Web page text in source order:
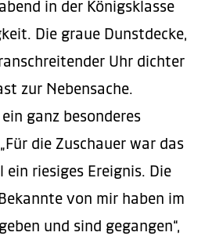
in der Königsklasse
Die graue Dunstdecke,
Uhr dichter
zur Nebensache.
ganz besonderes
die Zuschauer war das
riesiges Ereignis. Die
von mir haben im
und sind gegangen“,